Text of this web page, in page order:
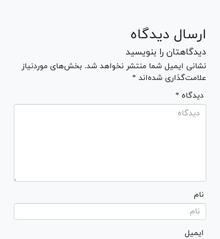
ارسال دیدگاه
دیدگاهتان را بنویسید
نشانی ایمیل شما منتشر نخواهد شد. بخش‌های موردنیاز
علامت‌گذاری شده‌اند *
* دیدگاه
نام
ایمیل